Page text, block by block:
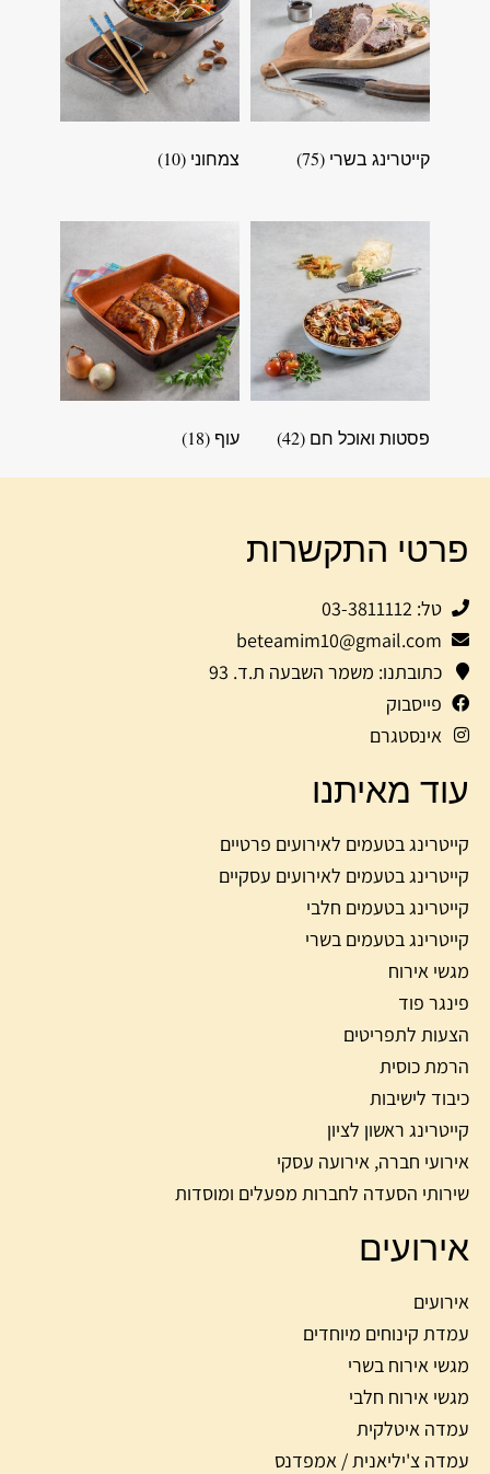
קייטרינג בשרי (75) צמחוני (10)
פסטות ואוכל חם (42) עוף (18)
פרטי התקשרות
טל: 03-3811112
beteamim10@gmail.com
כתובתנו: משמר השבעה ת.ד. 93
פייסבוק
אינסטגרם
עוד מאיתנו
קייטרינג בטעמים לאירועים פרטיים
קייטרינג בטעמים לאירועים עסקיים
קייטרינג בטעמים חלבי
קייטרינג בטעמים בשרי
מגשי אירוח
פינגר פוד
הצעות לתפריטים
הרמת כוסית
כיבוד לישיבות
קייטרינג ראשון לציון
אירועי חברה, אירועה עסקי
שירותי הסעדה לחברות מפעלים ומוסדות
אירועים
אירועים
עמדת קינוחים מיוחדים
מגשי אירוח בשרי
מגשי אירוח חלבי
עמדה איטלקית
עמדה צ'יליאנית / אמפדנס